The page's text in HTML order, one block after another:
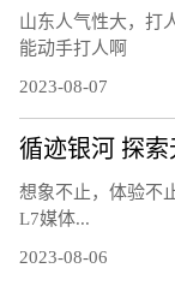
山东人气性大，打
能动手打人啊
2023-08-07
想象不止，体验不
L7媒体...
2023-08-06